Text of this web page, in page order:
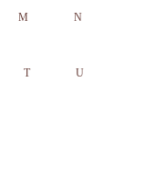
M N
T U